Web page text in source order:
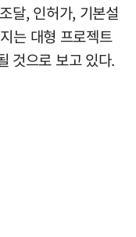
달, 인허가, 기본설
는 대형 프로젝트
것으로 보고 있다.